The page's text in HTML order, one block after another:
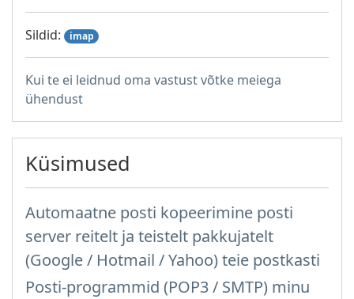
Sildid: imap
Kui te ei leidnud oma vastust võtke meiega
ühendust
Küsimused
Automaatne posti kopeerimine posti
server reitelt ja teistelt pakkujatelt
(Google / Hotmail / Yahoo) teie postkasti
Posti-programmid (POP3 / SMTP) minu